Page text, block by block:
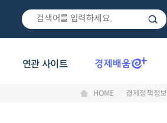
연관 사이트
HOME 경제정책정보